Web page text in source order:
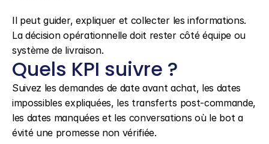
Il peut guider, expliquer et collecter les informations.
La décision opérationnelle doit rester côté équipe ou
système de livraison.
Quels KPI suivre ?
Suivez les demandes de date avant achat, les dates
impossibles expliquées, les transferts post-commande,
les dates manquées et les conversations où le bot a
évité une promesse non vérifiée.